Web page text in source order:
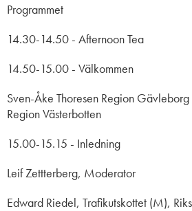
Programmet
14.30-14.50 - Afternoon Tea
14.50-15.00 - Välkommen
Sven-Åke Thoresen Region
Region Västerbotten
15.00-15.15 - Inledning
Leif Zettterberg, Moderator
Edward Riedel, Trafikutskottet (M),